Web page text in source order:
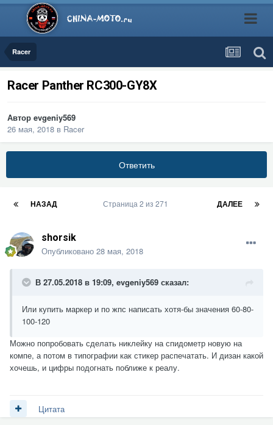
Racer
Racer Panther RC300-GY8X
Автор evgeniy569
26 мая, 2018 в Racer
Ответить
НАЗАД ДАЛЕЕ
Страница 2 из 271
shorsik
Опубликовано 28 мая, 2018
В 27.05.2018 в 19:09, evgeniy569 сказал:
Или купить маркер и по жпс написать хотя-бы значения 60-80-
100-120
Можно попробовать сделать никлейку на спидометр новую на
компе, а потом в типографии как стикер распечатать. И дизан какой
хочешь, и цифры подогнать поближе к реалу.
Цитата